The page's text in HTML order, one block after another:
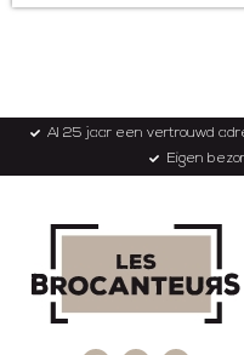
Al 25 jaar een vertrouwd
Eigen